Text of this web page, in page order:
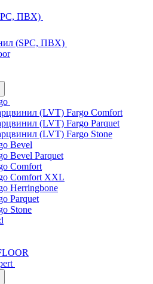
ПВХ)
(SPC, ПВХ)
(LVT) Fargo Comfort
(LVT) Fargo Parquet
(LVT) Fargo Stone
Bevel
Bevel Parquet
Comfort
Comfort XXL
Herringbone
Parquet
Stone